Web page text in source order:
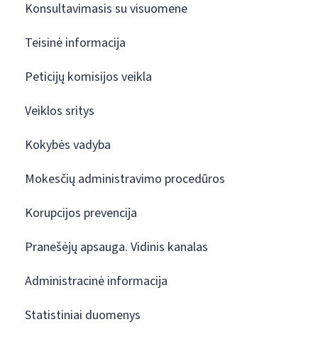
Konsultavimasis su visuomene
Teisinė informacija
Peticijų komisijos veikla
Veiklos sritys
Kokybės vadyba
Mokesčių administravimo procedūros
Korupcijos prevencija
Pranešėjų apsauga. Vidinis kanalas
Administracinė informacija
Statistiniai duomenys